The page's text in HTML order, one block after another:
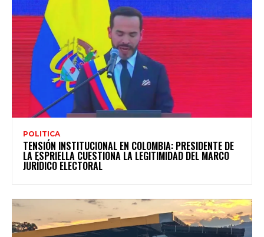
POLITICA
TENSIÓN INSTITUCIONAL EN COLOMBIA: PRESIDENTE DE
LA ESPRIELLA CUESTIONA LA LEGITIMIDAD DEL MARCO
JURÍDICO ELECTORAL